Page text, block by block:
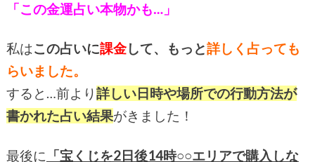
「この金運占い本物かも…」
私はこの占いに課金して、もっと詳しく占っても
らいました。
すると…前より詳しい日時や場所での行動方法が
書かれた占い結果がきました！
最後に 「宝くじを2日後14時○○エリアで購入しな